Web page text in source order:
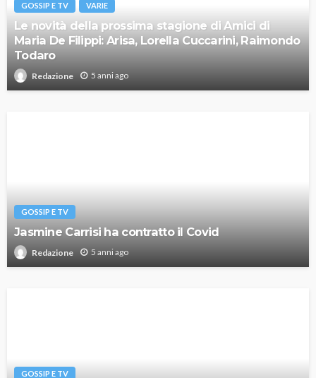
GOSSIP E TV VARIE
Le novità della prossima stagione di Amici di
Maria De Filippi: Arisa, Lorella Cuccarini, Raimondo
Todaro
Redazione 5 anni ago
GOSSIP E TV
Jasmine Carrisi ha contratto il Covid
Redazione 5 anni ago
GOSSIP E TV